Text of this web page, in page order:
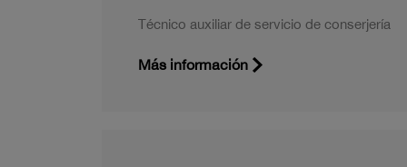
Técnico auxiliar de servicio de conserjería
Más información